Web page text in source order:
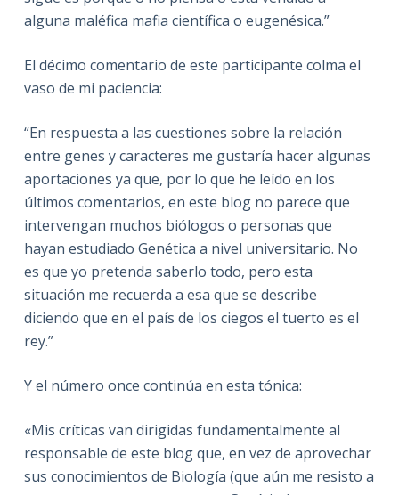
alguna maléfica mafia científica o eugenésica.”
El décimo comentario de este participante colma el
vaso de mi paciencia:
“En respuesta a las cuestiones sobre la relación
entre genes y caracteres me gustaría hacer algunas
aportaciones ya que, por lo que he leído en los
últimos comentarios, en este blog no parece que
intervengan muchos biólogos o personas que
hayan estudiado Genética a nivel universitario. No
es que yo pretenda saberlo todo, pero esta
situación me recuerda a esa que se describe
diciendo que en el país de los ciegos el tuerto es el
rey.”
Y el número once continúa en esta tónica:
«Mis críticas van dirigidas fundamentalmente al
responsable de este blog que, en vez de aprovechar
sus conocimientos de Biología (que aún me resisto a